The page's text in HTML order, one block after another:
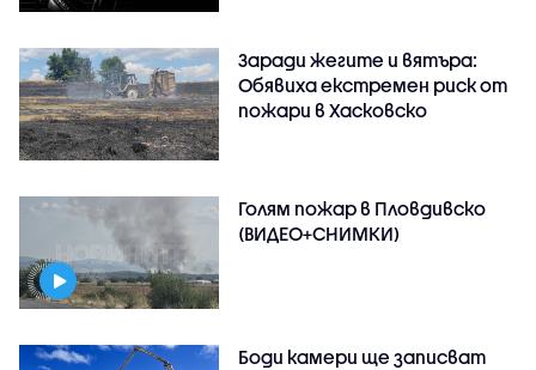
Заради жегите и вятъра:
Обявиха екстремен риск от
пожари в Хасковско
Голям пожар в Пловдивско
(ВИДЕО+СНИМКИ)
Боди камери ще записват